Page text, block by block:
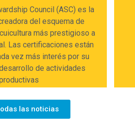
Council (ASC) es la
del esquema de
más prestigioso a
Las certificaciones están
vez más interés por su
de actividades
las noticias